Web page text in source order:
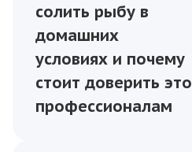
солить рыбу в
домашних
условиях и почему
стоит доверить это
профессионалам